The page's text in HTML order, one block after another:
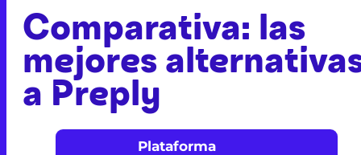
Comparativa: las
mejores
a Preply
Plataforma